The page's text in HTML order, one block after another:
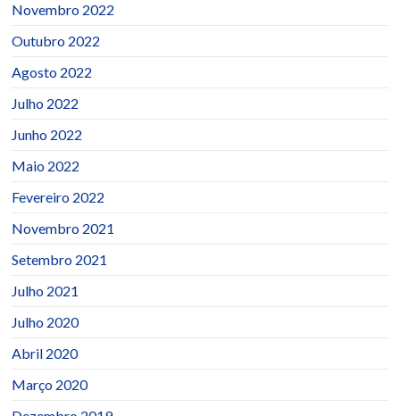
Novembro 2022
Outubro 2022
Agosto 2022
Julho 2022
Junho 2022
Maio 2022
Fevereiro 2022
Novembro 2021
Setembro 2021
Julho 2021
Julho 2020
Abril 2020
Março 2020